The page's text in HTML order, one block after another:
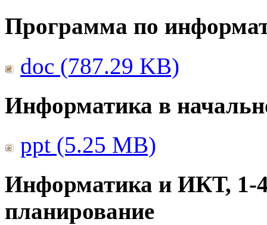
Программа по
doc (787.29 KB)
Информатика в
ppt (5.25 MB)
Информатика и ИКТ, 1-
планирование